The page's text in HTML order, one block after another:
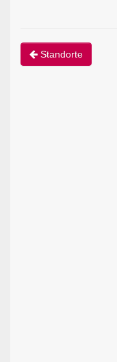
Standorte